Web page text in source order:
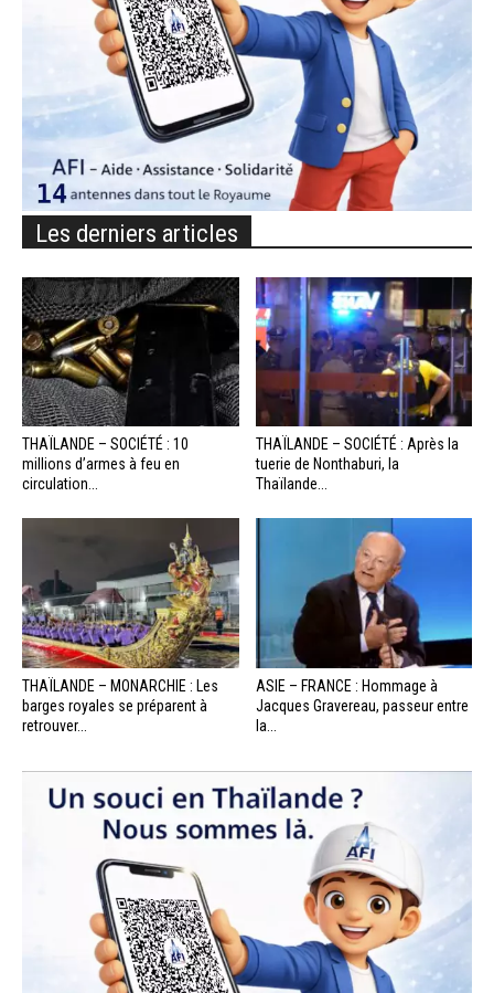
Les derniers articles
THAÏLANDE – SOCIÉTÉ : 10
millions d’armes à feu en
circulation...
THAÏLANDE – SOCIÉTÉ : Après la
tuerie de Nonthaburi, la
Thaïlande...
THAÏLANDE – MONARCHIE : Les
barges royales se préparent à
retrouver...
ASIE – FRANCE : Hommage à
Jacques Gravereau, passeur entre
la...